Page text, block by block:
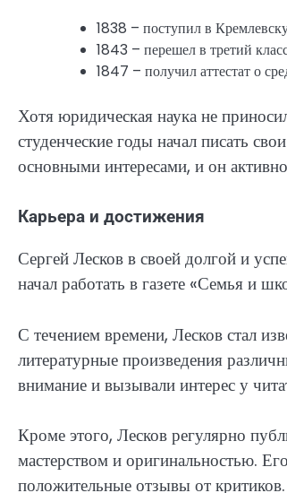
1838 – поступил в
1843 – перешел в третий
1847 – получил аттестат о
Хотя юридическая наука не
студенческие годы начал писать
основными интересами, и он
Карьера и достижения
Сергей Лесков в своей долгой и
начал работать в газете «Семья и
С течением времени, Лесков стал
литературные произведения
внимание и вызывали интерес у
Кроме этого, Лесков регулярно
мастерством и оригинальностью.
положительные отзывы от критиков.